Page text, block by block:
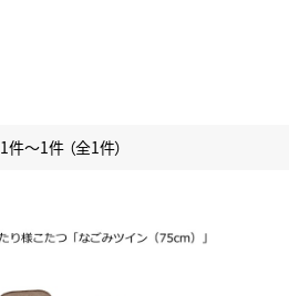
1件～1件 （全1件）